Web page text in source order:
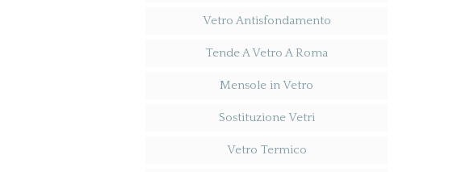
Vetro Antisfondamento
Tende A Vetro A Roma
Mensole in Vetro
Sostituzione Vetri
Vetro Termico